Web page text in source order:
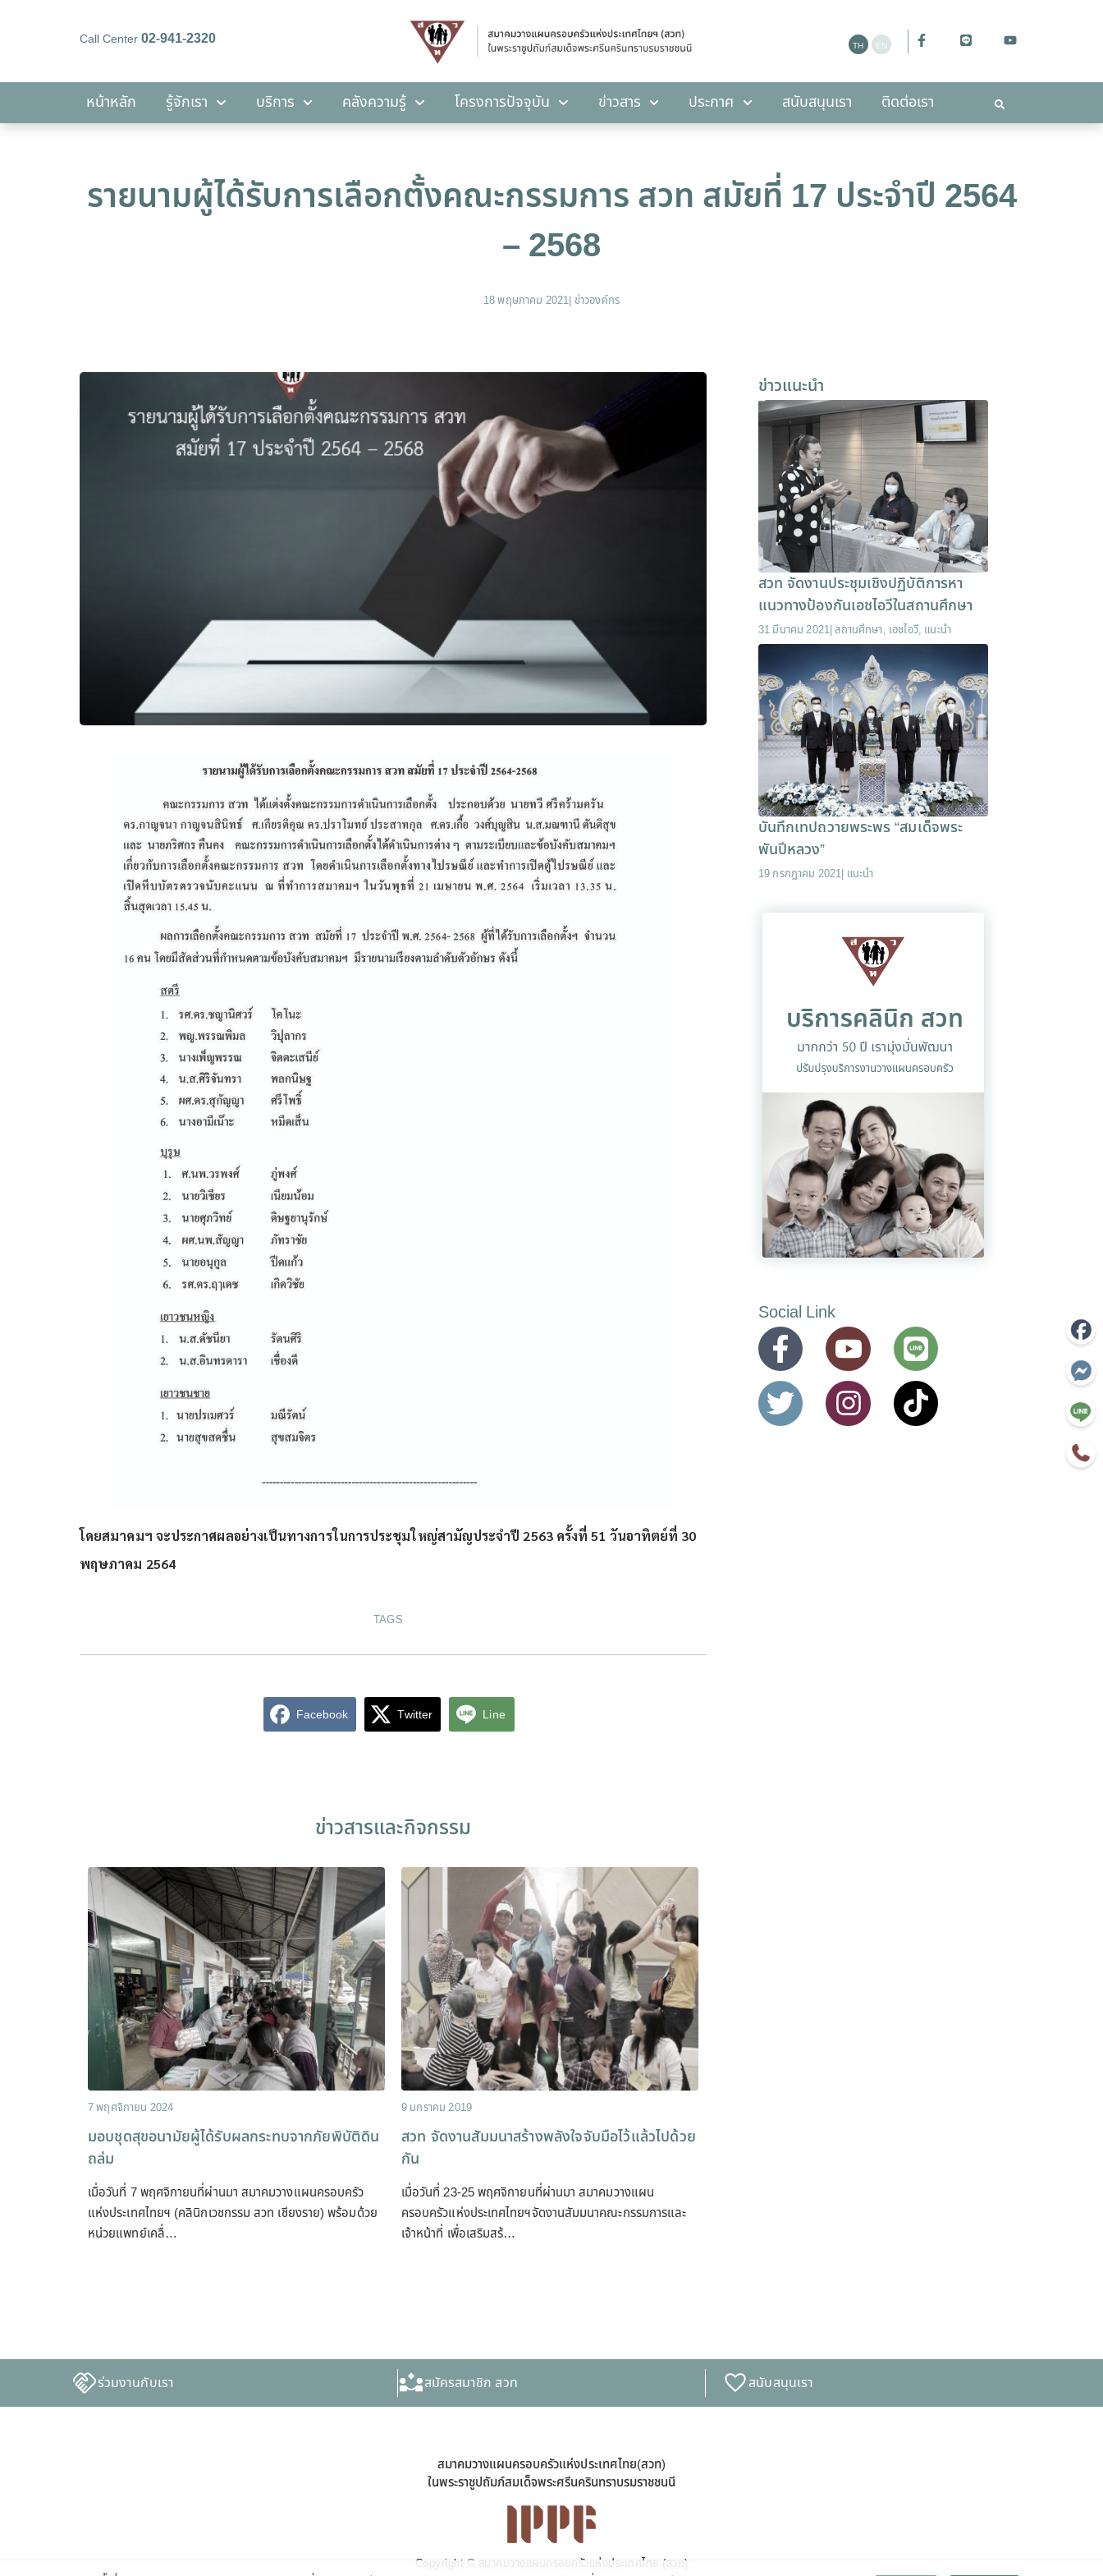
Call Center02-941-2320
หน้าหลัก รู้จักเรา บริการ คลังความรู้ โครงการปัจจุบัน ข่าวสาร ประกาศ สนับสนุนเรา ติดต่อเรา
คลังความรู้ โครงการปัจจุบัน สนับสนุนเรา
รายนามผู้ได้รับการเลือกตั้งคณะกรรมการ สวท สมัยที่ 17 ประจำปี 2564
– 2568
18 พฤษภาคม 2021| ข่าวองค์กร
โดยสมาคมฯ จะประกาศผลอย่างเป็นทางการในการประชุมใหญ่สามัญประจำปี 2563 ครั้งที่ 51 วันอาทิตย์ที่ 30
พฤษภาคม 2564
TAGS
Facebook Twitter Line
ข่าวสารและกิจกรรม
7 พฤศจิกายน 2024
มอบชุดสุขอนามัยผู้ได้รับผลกระทบจากภัยพิบัติดิน
ถล่ม
เมื่อวันที่ 7 พฤศจิกายนที่ผ่านมา สมาคมวางแผนครอบครัว
แห่งประเทศไทยฯ (คลินิกเวชกรรม สวท เชียงราย) พร้อมด้วย
หน่วยแพทย์เคลื่…
9 มกราคม 2019
สวท จัดงานสัมมนาสร้างพลังใจจับมือไว้แล้วไปด้วย
กัน
เมื่อวันที่ 23-25 พฤศจิกายนที่ผ่านมา สมาคมวางแผน
ครอบครัวแห่งประเทศไทยฯจัดงานสัมมนาคณะกรรมการและ
เจ้าหน้าที่ เพื่อเสริมสร้…
ข่าวแนะนำ
สวท จัดงานประชุมเชิงปฏิบัติการหา
แนวทางป้องกันเอชไอวีในสถานศึกษา
31 มีนาคม 2021|สถานศึกษา, เอชไอวี, แนะนำ
บันทึกเทปถวายพระพร “สมเด็จพระ
พันปีหลวง”
19 กรกฎาคม 2021| แนะนำ
Social Link
ร่วมงานกับเรา สมัครสมาชิก สวท สนับสนุนเรา
สมาคมวางแผนครอบครัวแห่งประเทศไทย(สวท)
ในพระราชูปถัมภ์สมเด็จพระศรีนครินทราบรมราชชนนี
Copyright © สมาคมวางแผนครอบครัวแห่งประเทศไทย (สวท)